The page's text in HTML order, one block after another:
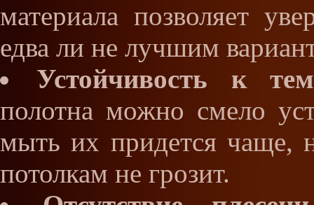
материала позволяет
едва ли не лучшим
Устойчивость к
полотна можно смело
мыть их придется чаще,
потолкам не грозит.